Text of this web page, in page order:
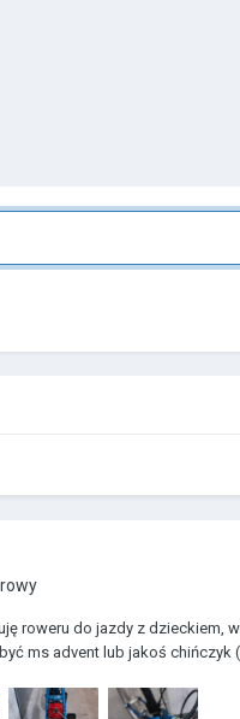
roweru do jazdy z dzieckiem,
ms advent lub jakoś chińczyk